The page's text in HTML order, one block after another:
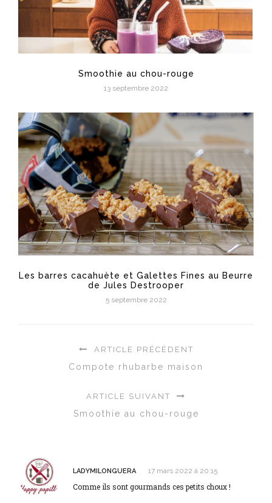
Smoothie au chou-rouge
13 septembre 2022
Les barres cacahuète et Galettes Fines au Beurre
de Jules Destrooper
5 septembre 2022
ARTICLE PRÉCÉDENT
Compote rhubarbe maison
ARTICLE SUIVANT
Smoothie au chou-rouge
LADYMILONGUERA 17 mars 2022 à 20:15
Comme ils sont gourmands ces petits choux !